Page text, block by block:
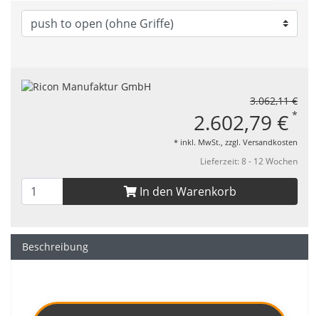
3.062,11 €
2.602,79 € *
* inkl. MwSt., zzgl. Versandkosten
Lieferzeit: 8 - 12 Wochen
In den Warenkorb
Beschreibung